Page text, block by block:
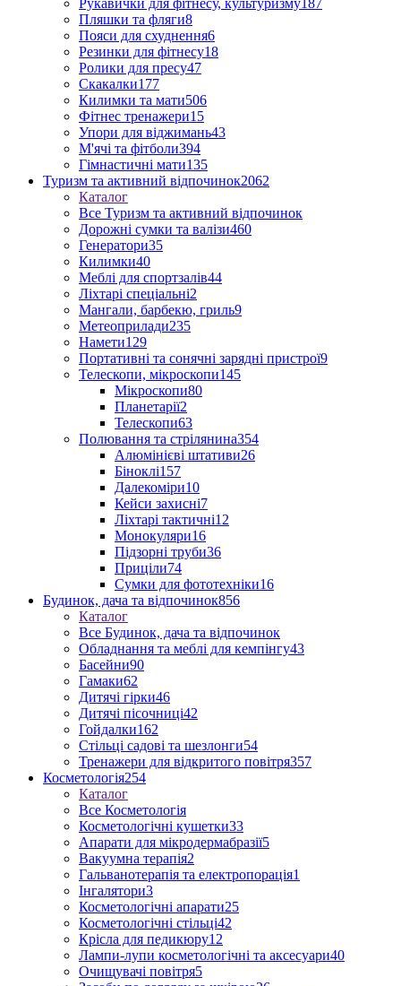
Рукавички для фітнесу, культуризму187
Пляшки та фляги8
Пояси для схуднення6
Резинки для фітнесу18
Ролики для пресу47
Скакалки177
Килимки та мати506
Фітнес тренажери15
Упори для віджимань43
М'ячі та фітболи394
Гімнастичні мати135
Туризм та активний відпочинок2062
Каталог
Все Туризм та активний відпочинок
Дорожні сумки та валізи460
Генератори35
Килимки40
Меблі для спортзалів44
Ліхтарі спеціальні2
Мангали, барбекю, гриль9
Метеоприлади235
Намети129
Портативні та сонячні зарядні пристрої9
Телескопи, мікроскопи145
Мікроскопи80
Планетарії2
Телескопи63
Полювання та стрілянина354
Алюмінієві штативи26
Біноклі157
Далекоміри10
Кейси захисні7
Ліхтарі тактичні12
Монокуляри16
Підзорні труби36
Приціли74
Сумки для фототехніки16
Будинок, дача та відпочинок856
Каталог
Все Будинок, дача та відпочинок
Обладнання та меблі для кемпінгу43
Басейни90
Гамаки62
Дитячі гірки46
Дитячі пісочниці42
Гойдалки162
Стільці садові та шезлонги54
Тренажери для відкритого повітря357
Косметологія254
Каталог
Все Косметологія
Косметологічні кушетки33
Апарати для мікродермабразії5
Вакуумна терапія2
Гальванотерапія та електропорація1
Інгалятори3
Косметологічні апарати25
Косметологічні стільці42
Крісла для педикюру12
Лампи-лупи косметологічні та аксесуари40
Очищувачі повітря5